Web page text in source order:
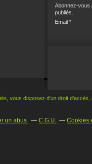
Abonnez-vous
publiés.
Email
vous disposez d'un droit d'accès,
un abus C.G.U. Cookies